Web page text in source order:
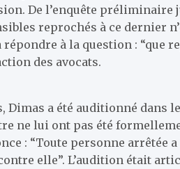
De l’enquête préliminaire
reprochés à ce dernier
à la question : “que
des avocats.
Dimas a été auditionné dans
ne lui ont pas été
: “Toute personne arrêtée a
elle”. L’audition était